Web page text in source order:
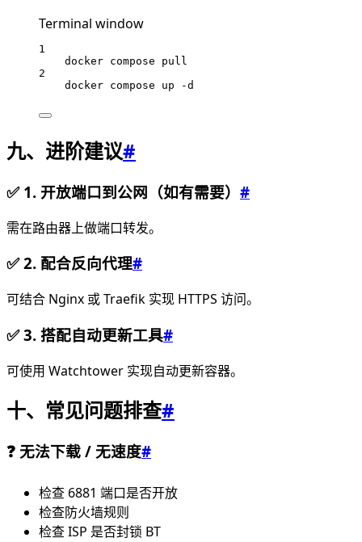
Terminal window
1
docker compose
pull
2
docker compose up -d
九、进阶建议#
✅ 1. 开放端口到公网（如有需要） #
需在路由器上做端口转发。
✅ 2. 配合反向代理#
可结合 Nginx 或 Traefik 实现 HTTPS 访问。
✅ 3. 搭配自动更新工具#
可使用 Watchtower 实现自动更新容器。
十、常见问题排查#
❓ 无法下载 / 无速度#
检查 6881 端口是否开放
检查防火墙规则
检查 ISP 是否封锁 BT